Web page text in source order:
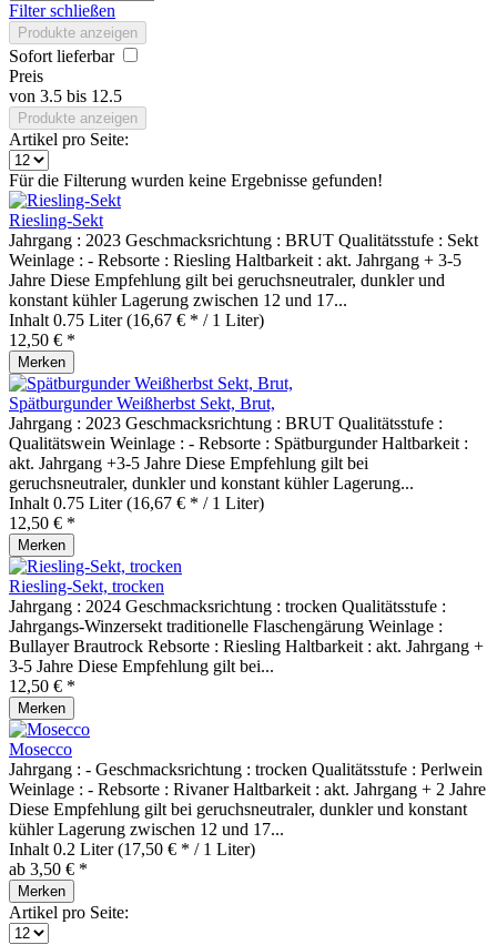
Filter schließen
Produkte anzeigen
Sofort lieferbar
Preis
von 3.5 bis 12.5
Produkte anzeigen
Artikel pro Seite:
Für die Filterung wurden keine Ergebnisse gefunden!
Riesling-Sekt
Jahrgang : 2023 Geschmacksrichtung : BRUT Qualitätsstufe : Sekt
Weinlage : - Rebsorte : Riesling Haltbarkeit : akt. Jahrgang + 3-5
Jahre Diese Empfehlung gilt bei geruchsneutraler, dunkler und
konstant kühler Lagerung zwischen 12 und 17...
Inhalt 0.75 Liter(16,67 € * / 1 Liter)
12,50 € *
Merken
Spätburgunder Weißherbst Sekt, Brut,
Jahrgang : 2023 Geschmacksrichtung : BRUT Qualitätsstufe :
Qualitätswein Weinlage : - Rebsorte : Spätburgunder Haltbarkeit :
akt. Jahrgang +3-5 Jahre Diese Empfehlung gilt bei
geruchsneutraler, dunkler und konstant kühler Lagerung...
Inhalt 0.75 Liter(16,67 € * / 1 Liter)
12,50 € *
Merken
Riesling-Sekt, trocken
Jahrgang : 2024 Geschmacksrichtung : trocken Qualitätsstufe :
Jahrgangs-Winzersekt traditionelle Flaschengärung Weinlage :
Bullayer Brautrock Rebsorte : Riesling Haltbarkeit : akt. Jahrgang +
3-5 Jahre Diese Empfehlung gilt bei...
12,50 € *
Merken
Mosecco
Jahrgang : - Geschmacksrichtung : trocken Qualitätsstufe : Perlwein
Weinlage : - Rebsorte : Rivaner Haltbarkeit : akt. Jahrgang + 2 Jahre
Diese Empfehlung gilt bei geruchsneutraler, dunkler und konstant
kühler Lagerung zwischen 12 und 17...
Inhalt 0.2 Liter(17,50 € * / 1 Liter)
ab 3,50 € *
Merken
Artikel pro Seite: